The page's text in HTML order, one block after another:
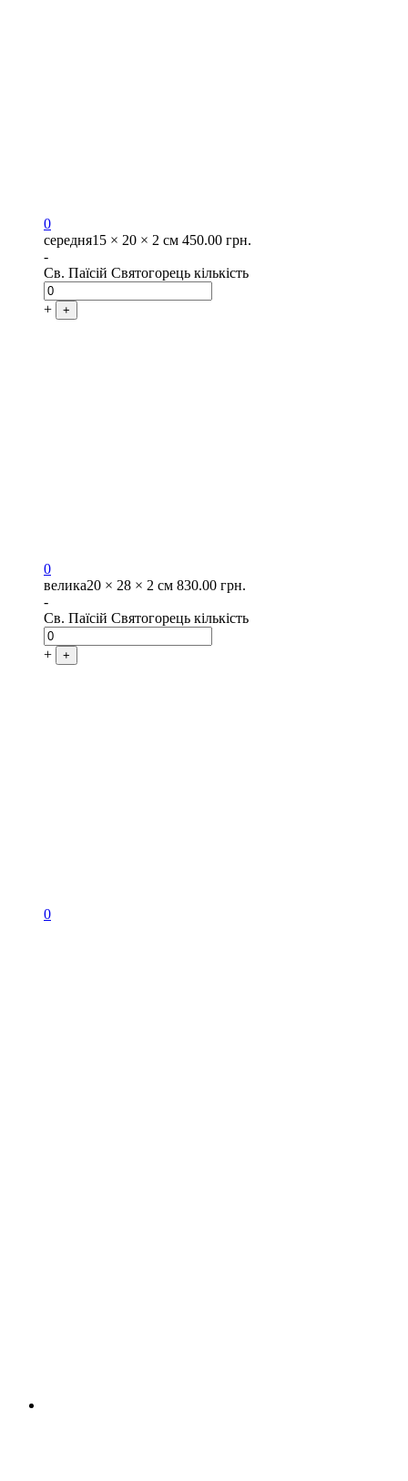
0
середня15 × 20 × 2 см 450.00 грн.
-
Св. Паїсій Святогорець кількість
+ +
0
велика20 × 28 × 2 см 830.00 грн.
-
Св. Паїсій Святогорець кількість
+ +
0